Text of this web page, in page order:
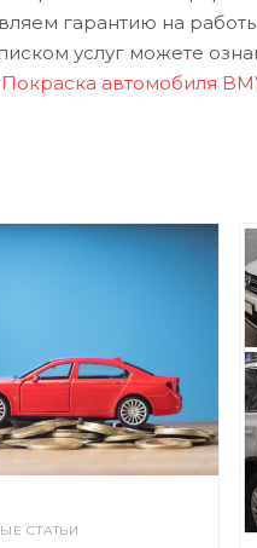
гарантию на
услуг можете
Покраска автомобиля
СТАТЬИ